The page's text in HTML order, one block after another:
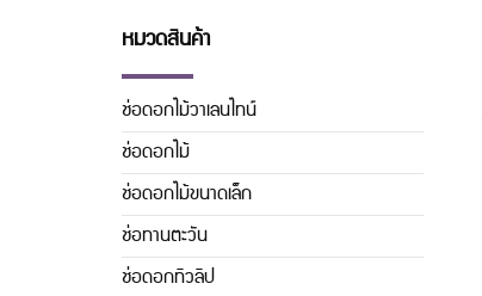
หมวดสินค้า
ช่อดอกไม้วาเลนไทน์
ช่อดอกไม้
ช่อดอกไม้ขนาดเล็ก
ช่อทานตะวัน
ช่อดอกทิวลิิป